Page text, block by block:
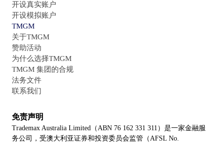
开设真实账户
开设模拟账户
TMGM
关于TMGM
赞助活动
为什么选择TMGM
TMGM 集团的合规
法务文件
联系我们
免责声明
Trademax Australia Limited（ABN 76 162 331 311）是一家金融服
务公司，受澳大利亚证券和投资委员会监管（AFSL No.